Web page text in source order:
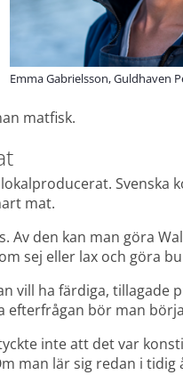
Emma Gabrielsson, Guldhaven
matfisk.
Svenska
mat.
Av den kan man göra
sej eller lax och göra
vill ha färdiga, tillagade
efterfrågan bör man
inte att det var
man lär sig redan i tidig